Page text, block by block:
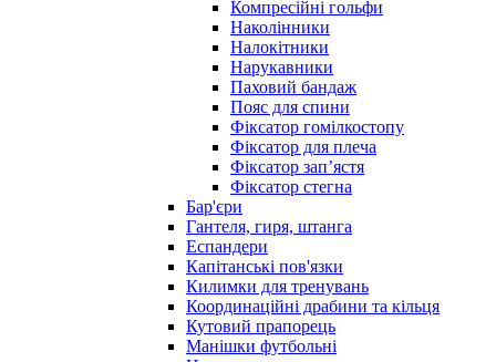
Компресійні гольфи
Наколінники
Налокітники
Нарукавники
Паховий бандаж
Пояс для спини
Фіксатор гомілкостопу
Фіксатор для плеча
Фіксатор запʼястя
Фіксатор стегна
Бар'єри
Гантеля, гиря, штанга
Еспандери
Капітанські пов'язки
Килимки для тренувань
Координаційні драбини та кільця
Кутовий прапорець
Манішки футбольні